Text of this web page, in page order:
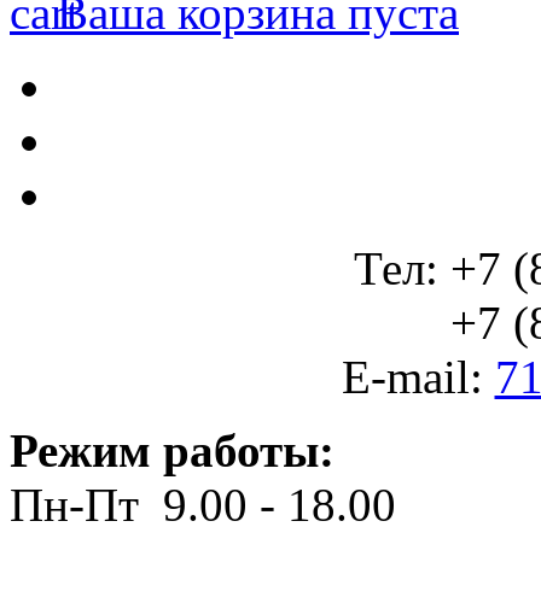
Ваша корзина пуста
Тел: +7
+7
E-mail:
Режим работы:
Пн-Пт 9.00 - 18.00